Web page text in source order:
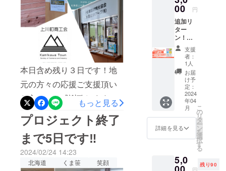
Chai】を飲んでくださいま
したアンケートに答えてく
ださった方が、買って飲ん
で応援好きか？嫌いか？っ
てアンケートにも笑顔で楽
しそうにご協力頂きました
リアルに アナログです
が、ありがたいご意見も
シールを張りながら、お
しゃべりしたりして楽しい
時間でした３月もできる限
り参加させていただきたい
本日含め残り３日です！地
元の方々の応援ご支援頂い
た方々には感謝致します。
引き続きご支援よろしくお
願いいたします
もっと見る
プロジェクト終了
まで5日です‼
2024/02/24 14:23
北海道 くま笹 笑顔
い自然派に
はピッタリ
にあり
ます。
そんな
大自然
に囲ま
れた小
さな工
場で、
大雪山
の恵み
「くま
笹」
を、こ
だわり
の製法
で、 生
フェイ
ンの
00 円
追加リ
ター
ン！
WEBマ
ガジン
をお届
け！ ・
サン
アース
大雪
㈱、独
自の目
線で、
上川町
内の季
節によ
イベン
トや出
支援
者：
1人
お届
け予
定：
2024
年04
月
詳細を見る
こ
の
リ
タ
ー
ン
を
選
択
す
る
5,0
円
残り90